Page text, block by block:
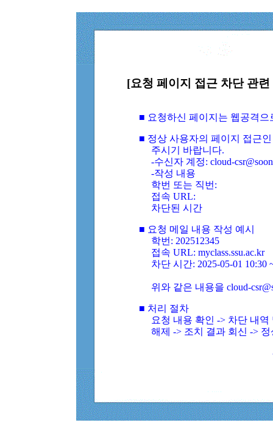
[요청 페이지 접근 차단 관
■ 요청하신 페이지는 웹공격
■ 정상 사용자의 페이지 접근
주시기 바랍니다.
-수신자 계정: cloud-
-작성 내용
학번 또는 직번:
접속 URL:
차단된 시간
■ 요청 메일 내용 작성 예시
학번: 202512345
접속 URL: myclass.ssu.ac.kr
차단 시간: 2025-05-01 10:30
위와 같은 내용을 cloud-
■ 처리 절차
요청 내용 확인 -> 차단 내
해제 -> 조치 결과 회신 ->